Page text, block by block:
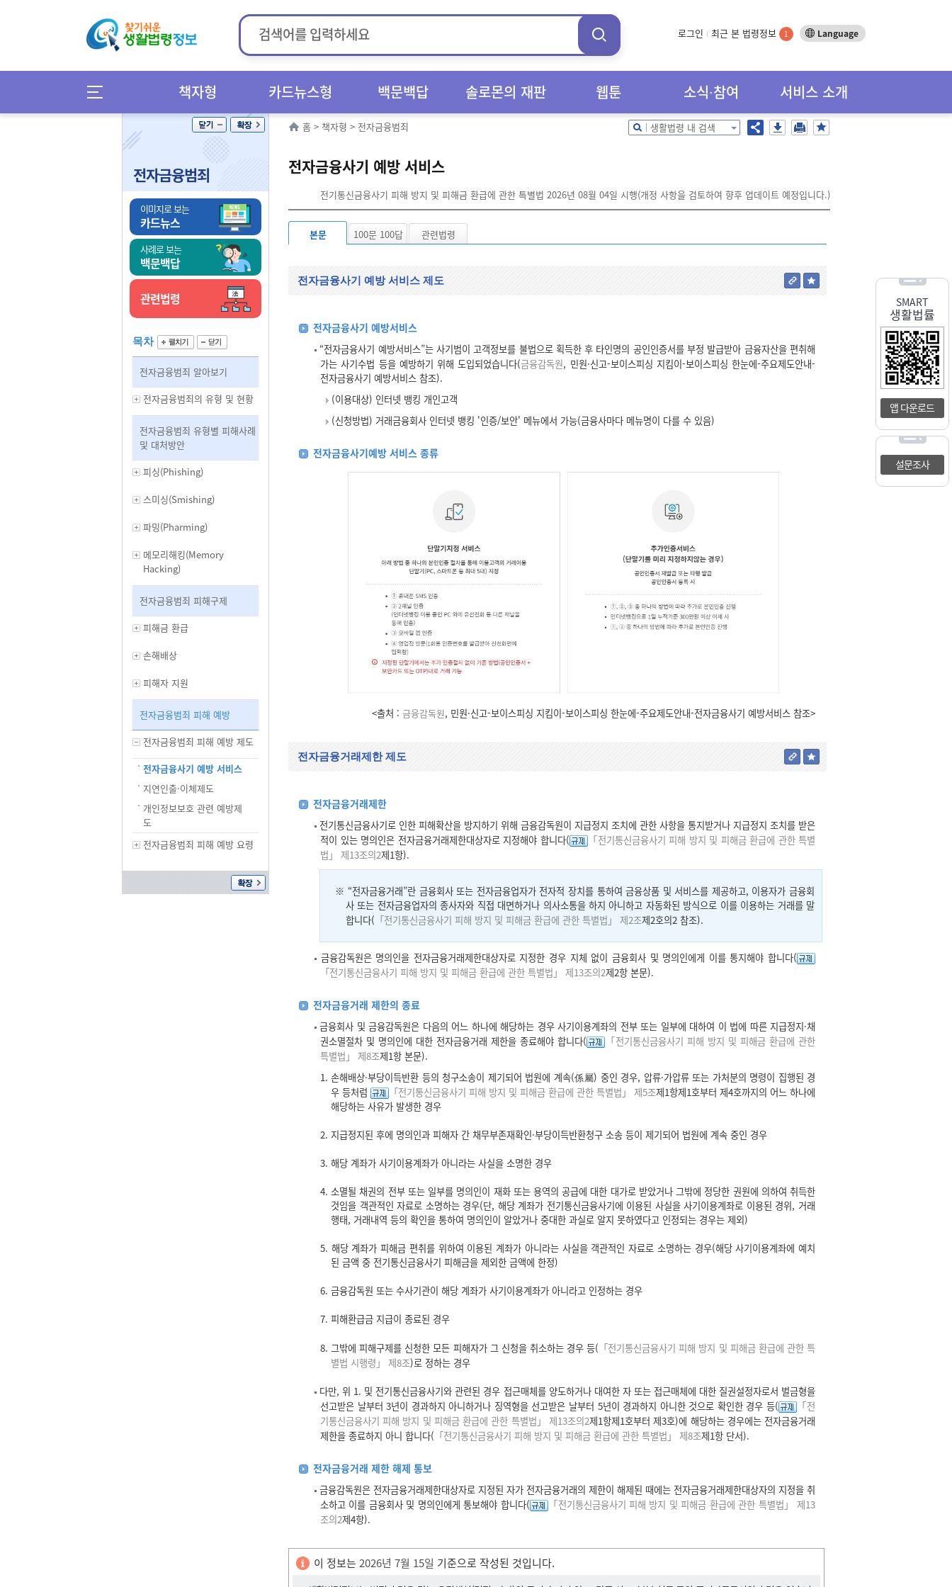
로그인 최근 본 법령정보 1 Language
책자형 카드뉴스형 백문백답 솔로몬의 재판 웹툰 소식∙참여 서비스 소개
SMART
생활법률
앱 다운로드
설문조사
전자금융범죄
이미지로 보는
카드뉴스
사례로 보는
백문백답
관련법령
목차
전자금융범죄 알아보기
전자금융범죄의 유형 및 현황
전자금융범죄 유형별 피해사례
및 대처방안
피싱(Phishing)
스미싱(Smishing)
파밍(Pharming)
메모리해킹(Memory
Hacking)
전자금융범죄 피해구제
피해금 환급
손해배상
피해자 지원
전자금융범죄 피해 예방
전자금융범죄 피해 예방 제도
전자금융사기 예방 서비스
지연인출·이체제도
개인정보보호 관련 예방제
도
전자금융범죄 피해 예방 요령
홈 > 책자형 > 전자금융범죄 생활법령 내 검색
전자금융사기 예방 서비스
전기통신금융사기 피해 방지 및 피해금 환급에 관한 특별법 2026년 08월 04일 시행(개정 사항을 검토하여 향후 업데이트 예정입니다.)
본문 100문 100답 관련법령
전자금융사기 예방 서비스 제도
전자금융사기 예방서비스
“전자금융사기 예방서비스”는 사기범이 고객정보를 불법으로 획득한 후 타인명의 공인인증서를 부정 발급받아 금융자산을 편취해
가는 사기수법 등을 예방하기 위해 도입되었습니다(금융감독원, 민원·신고-보이스피싱 지킴이-보이스피싱 한눈에-주요제도안내-
전자금융사기 예방서비스 참조).
(이용대상) 인터넷 뱅킹 개인고객
(신청방법) 거래금융회사 인터넷 뱅킹 '인증/보안' 메뉴에서 가능(금융사마다 메뉴명이 다를 수 있음)
전자금융사기예방 서비스 종류
<출처 : 금융감독원, 민원·신고-보이스피싱 지킴이-보이스피싱 한눈에-주요제도안내-전자금융사기 예방서비스 참조>
전자금융거래제한 제도
전자금융거래제한
전기통신금융사기로 인한 피해확산을 방지하기 위해 금융감독원이 지급정지 조치에 관한 사항을 통지받거나 지급정지 조치를 받은
적이 있는 명의인은 전자금융거래제한대상자로 지정해야 합니다(
「전기통신금융사기 피해 방지 및 피해금 환급에 관한 특별
법」 제13조의2제1항).
※ “전자금융거래”란 금융회사 또는 전자금융업자가 전자적 장치를 통하여 금융상품 및 서비스를 제공하고, 이용자가 금융회
사 또는 전자금융업자의 종사자와 직접 대면하거나 의사소통을 하지 아니하고 자동화된 방식으로 이를 이용하는 거래를 말
합니다( 「전기통신금융사기 피해 방지 및 피해금 환급에 관한 특별법」 제2조제2호의2 참조).
금융감독원은 명의인을 전자금융거래제한대상자로 지정한 경우 지체 없이 금융회사 및 명의인에게 이를 통지해야 합니다(
「전기통신금융사기 피해 방지 및 피해금 환급에 관한 특별법」 제13조의2제2항 본문).
전자금융거래 제한의 종료
금융회사 및 금융감독원은 다음의 어느 하나에 해당하는 경우 사기이용계좌의 전부 또는 일부에 대하여 이 법에 따른 지급정지·채
권소멸절차 및 명의인에 대한 전자금융거래 제한을 종료해야 합니다(
「전기통신금융사기 피해 방지 및 피해금 환급에 관한
특별법」 제8조제1항 본문).
1. 손해배상·부당이득반환 등의 청구소송이 제기되어 법원에 계속(係屬) 중인 경우, 압류·가압류 또는 가처분의 명령이 집행된 경
우 등처럼
「전기통신금융사기 피해 방지 및 피해금 환급에 관한 특별법」 제5조제1항제1호부터 제4호까지의 어느 하나에
해당하는 사유가 발생한 경우
2. 지급정지된 후에 명의인과 피해자 간 채무부존재확인·부당이득반환청구 소송 등이 제기되어 법원에 계속 중인 경우
3. 해당 계좌가 사기이용계좌가 아니라는 사실을 소명한 경우
4. 소멸될 채권의 전부 또는 일부를 명의인이 재화 또는 용역의 공급에 대한 대가로 받았거나 그밖에 정당한 권원에 의하여 취득한
것임을 객관적인 자료로 소명하는 경우(단, 해당 계좌가 전기통신금융사기에 이용된 사실을 사기이용계좌로 이용된 경위, 거래
행태, 거래내역 등의 확인을 통하여 명의인이 알았거나 중대한 과실로 알지 못하였다고 인정되는 경우는 제외)
5. 해당 계좌가 피해금 편취를 위하여 이용된 계좌가 아니라는 사실을 객관적인 자료로 소명하는 경우(해당 사기이용계좌에 예치
된 금액 중 전기통신금융사기 피해금을 제외한 금액에 한정)
6. 금융감독원 또는 수사기관이 해당 계좌가 사기이용계좌가 아니라고 인정하는 경우
7. 피해환급금 지급이 종료된 경우
8. 그밖에 피해구제를 신청한 모든 피해자가 그 신청을 취소하는 경우 등( 「전기통신금융사기 피해 방지 및 피해금 환급에 관한 특
별법 시행령」 제8조)로 정하는 경우
다만, 위 1. 및 전기통신금융사기와 관련된 경우 접근매체를 양도하거나 대여한 자 또는 접근매체에 대한 질권설정자로서 벌금형을
선고받은 날부터 3년이 경과하지 아니하거나 징역형을 선고받은 날부터 5년이 경과하지 아니한 것으로 확인한 경우 등(
「전
기통신금융사기 피해 방지 및 피해금 환급에 관한 특별법」 제13조의2제1항제1호부터 제3호)에 해당하는 경우에는 전자금융거래
제한을 종료하지 아니 합니다( 「전기통신금융사기 피해 방지 및 피해금 환급에 관한 특별법」 제8조제1항 단서).
전자금융거래 제한 해제 통보
금융감독원은 전자금융거래제한대상자로 지정된 자가 전자금융거래의 제한이 해제된 때에는 전자금융거래제한대상자의 지정을 취
소하고 이를 금융회사 및 명의인에게 통보해야 합니다(
「전기통신금융사기 피해 방지 및 피해금 환급에 관한 특별법」 제13
조의2제4항).
이 정보는 2026년 7월 15일 기준으로 작성된 것입니다.